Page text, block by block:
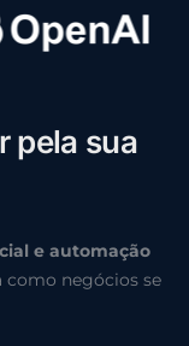
pela sua
e automação
negócios se